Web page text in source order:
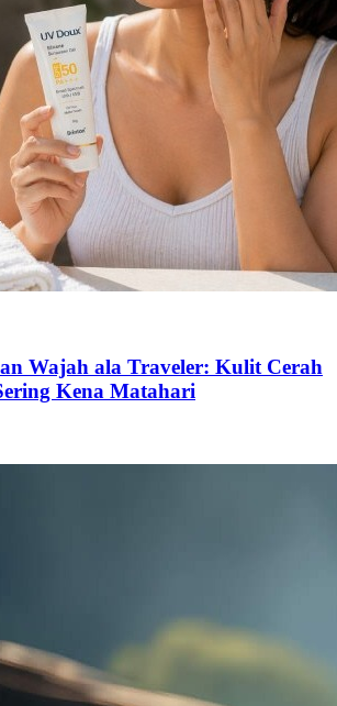
Wajah ala Traveler: Kulit Cerah
Kena Matahari